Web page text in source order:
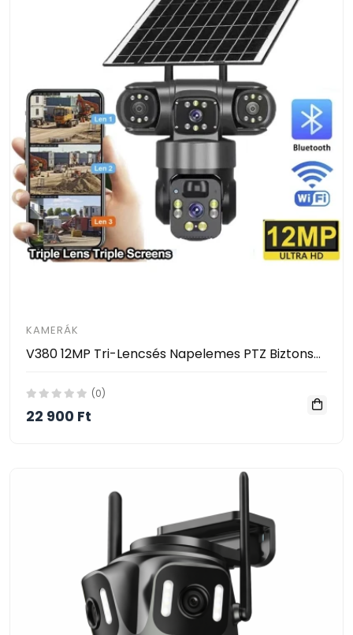
KAMERÁK
V380 12MP Tri-Lencsés Napelemes PTZ Biztonsági Kamera -WiFi Verzió 360° PIR Emberfelismerés
(0)
22 900 Ft